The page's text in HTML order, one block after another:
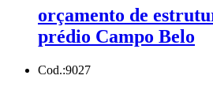
orçamento de
prédio Campo Belo
Cod.:9027